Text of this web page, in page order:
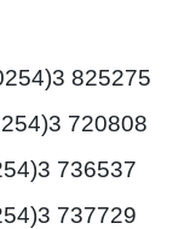
825275
720808
736537
737729